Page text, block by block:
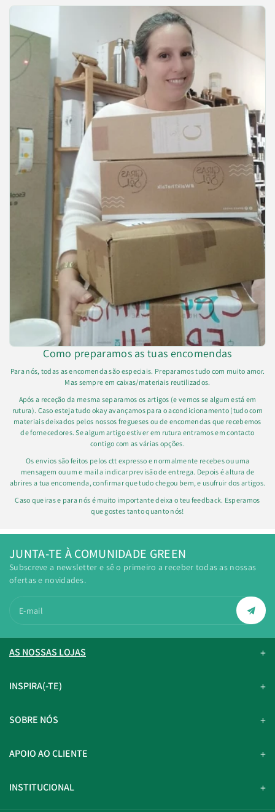
Como preparamos as tuas encomendas
Para nós, todas as encomenda são especiais. Preparamos tudo com muito amor.
Mas sempre em caixas/materiais reutilizados.
Após a receção da mesma separamos os artigos (e vemos se algum está em
rutura). Caso esteja tudo okay avançamos para o acondicionamento (tudo com
materiais deixados pelos nossos fregueses ou de encomendas que recebemos
de fornecedores. Se algum artigo estiver em rutura entramos em contacto
contigo com as várias opções.
Os envios são feitos pelos ctt expresso e normalmente recebes ou uma
mensagem ou um e mail a indicar previsão de entrega. Depois é altura de
abrires a tua encomenda, confirmar que tudo chegou bem, e usufruir dos artigos.
Caso queiras e para nós é muito importante deixa o teu feedback. Esperamos
que gostes tanto quanto nós!
JUNTA-TE À COMUNIDADE GREEN
Subscreve a newsletter e sê o primeiro a receber todas as nossas
ofertas e novidades.
E-mail
AS NOSSAS LOJAS
INSPIRA(-TE)
SOBRE NÓS
APOIO AO CLIENTE
INSTITUCIONAL